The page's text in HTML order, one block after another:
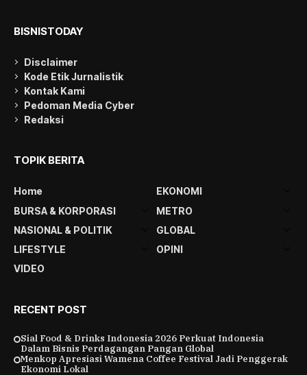
BISNISTODAY
Disclaimer
Kode Etik Jurnalistik
Kontak Kami
Pedoman Media Cyber
Redaksi
TOPIK BERITA
Home
EKONOMI
BURSA & KORPORASI
METRO
NASIONAL & POLITIK
GLOBAL
LIFESTYLE
OPINI
VIDEO
RECENT POST
Sial Food & Drinks Indonesia 2026 Perkuat Indonesia
Dalam Bisnis Perdagangan Pangan Global
Menkop Apresiasi Wamena Coffee Festival Jadi Penggerak
Ekonomi Lokal